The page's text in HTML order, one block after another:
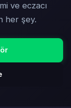
ve eczacı
her şey.